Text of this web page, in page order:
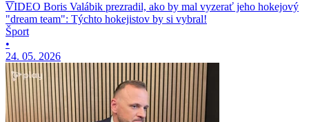
VIDEO Boris Valábik prezradil, ako by mal vyzerať jeho hokejový
"dream team": Týchto hokejistov by si vybral!
Šport
•
24. 05. 2026